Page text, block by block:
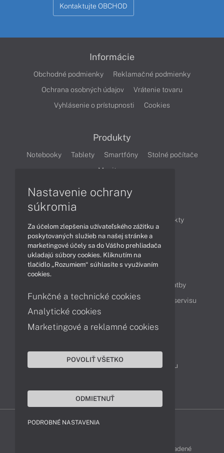
Kontaktujte OBCHOD
Informácie
Obchodné podmienky
Reklamačné podmienky
Ochrana osobných údajov
Vrátenie tovaru
Vyhlásenie o prístupnosti
Cookies
Produkty
Notebooky Tablety Smartfóny
Stolné počítače
Monitory
Produkty
Technológie
Videá
Obsah
Možnosti doručenia a platby
Podpora a servis
Servisné služby Cenník servisu
Kontakty
043 4224 771
Obchodné oddelenie
Reklamácia tovaru
LENOVO-SHOP © 2013 - 2026 Všetky práva vyhradené
Nastavenie ochrany
súkromia
Za účelom zlepšenia užívateľského zážitku a
poskytovaných služieb na našej stránke a
marketingové účely sa do Vášho prehliadača
ukladajú súbory cookies. Kliknutím na
tlačidlo „Rozumiem“ súhlasíte s využívaním
cookies.
Funkčné a technické cookies
Analytické cookies
Marketingové a reklamné cookies
POVOLIŤ VŠETKO
ODMIETNUŤ
PODROBNÉ NASTAVENIA